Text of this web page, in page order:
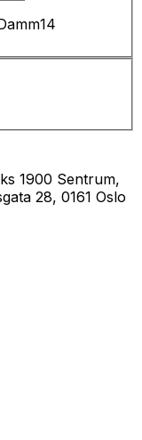
14
1900 Sentrum,
28, 0161 Oslo